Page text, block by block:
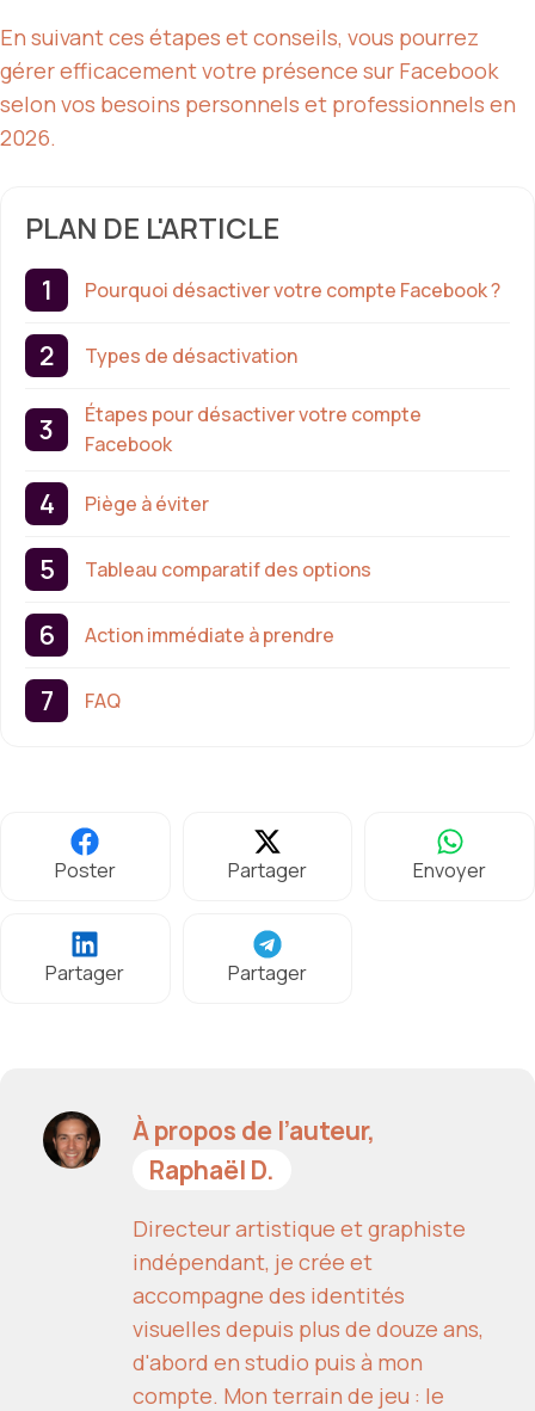
En suivant ces étapes et conseils, vous pourrez
gérer efficacement votre présence sur Facebook
selon vos besoins personnels et professionnels en
2026.
PLAN DE L'ARTICLE
Pourquoi désactiver votre compte Facebook ?
Types de désactivation
Étapes pour désactiver votre compte
Facebook
Piège à éviter
Tableau comparatif des options
Action immédiate à prendre
FAQ
Poster Partager Envoyer
Partager Partager
À propos de l’auteur,
Raphaël D.
Directeur artistique et graphiste
indépendant, je crée et
accompagne des identités
visuelles depuis plus de douze ans,
d'abord en studio puis à mon
compte. Mon terrain de jeu : le